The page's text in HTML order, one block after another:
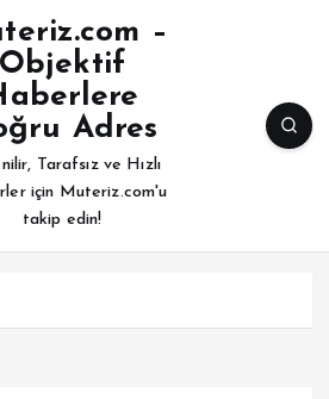
Objektif
Adres
Tarafsız ve Hızlı
için Muteriz.com'u
takip edin!